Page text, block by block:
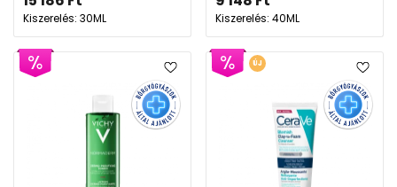
Kiszerelés: 30ML Kiszerelés: 40ML
ÚJ